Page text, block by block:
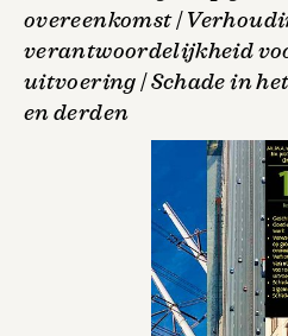
overeenkomst |
verantwoordelijkheid
uitvoering | Schade in
en derden